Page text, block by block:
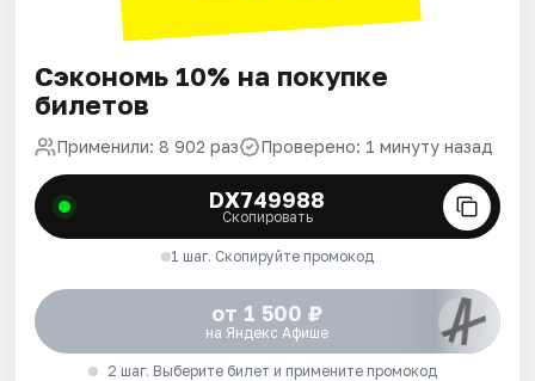
Сэкономь 10% на покупке
билетов
Применили: 8 902 раз Проверено: 1 минуту назад
DX749988
Скопировать
1 шаг. Скопируйте промокод
от 1 500 ₽
на Яндекс Афише
2 шаг. Выберите билет и примените промокод